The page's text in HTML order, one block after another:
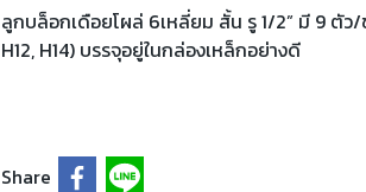
ลูกบล็อกเดือยโผล่ 6เหลี่ยม สั้น รู 1/2” มี 9 ตัว/
H12, H14) บรรจุอยู่ในกล่องเหล็กอย่างดี
Share